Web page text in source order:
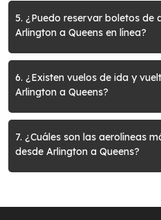
5. ¿Puedo reservar boletos de avión baratos desde
Arlington a Queens en línea?
6. ¿Existen vuelos de ida y
Arlington a Queens?
7. ¿Cuáles son las aerolíneas
desde Arlington a Queens?